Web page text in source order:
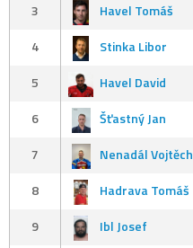
3
Havel Tomáš
4
Stinka Libor
5
Havel David
6
Šťastný Jan
7
Nenadál Vojtěch
8
Hadrava Tomáš
9
Ibl Josef